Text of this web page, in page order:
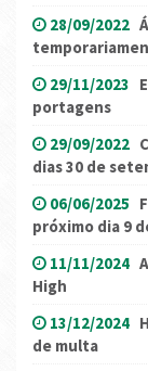
28/09/2022
29/11/2023
portagens
29/09/2022
dias 30 de
06/06/2025
próximo dia 9
11/11/2024
High
13/12/2024
de multa